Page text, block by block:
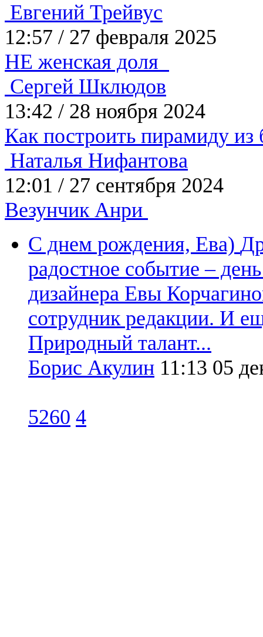
Евгений Трейвус
12:57 / 27 февраля 2025
НЕ женская доля
Сергей Шклюдов
13:42 / 28 ноября 2024
Как построить пирамиду из
Наталья Нифантова
12:01 / 27 сентября 2024
Везунчик Анри
С днем рождения, Ева)
радостное событие –
дизайнера Евы
сотрудник редакции. И
Природный талант...
Борис Акулин 11:13 05
5260 4